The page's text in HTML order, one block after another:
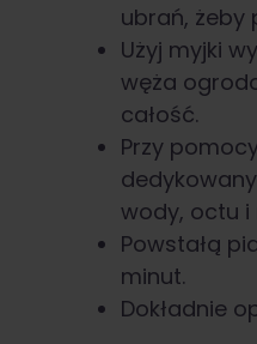
ubrań, żeby
Użyj myjki
węża
całość.
Przy
wody, octu i
Powstałą
minut.
Dokładnie